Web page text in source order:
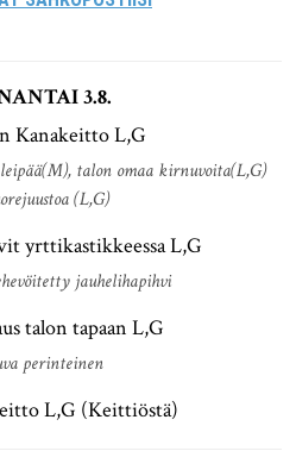
3.8.
Kanakeitto L,G
talon omaa kirnuvoita(L,G)
(L,G)
yrttikastikkeessa L,G
jauhelihapihvi
talon tapaan L,G
perinteinen
L,G (Keittiöstä)